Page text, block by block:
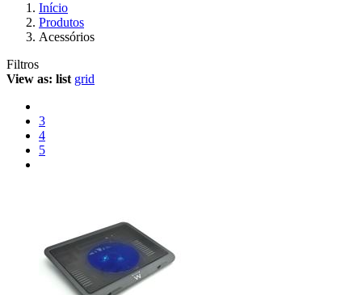
Início
Produtos
Acessórios
Filtros
View as: list grid
3
4
5